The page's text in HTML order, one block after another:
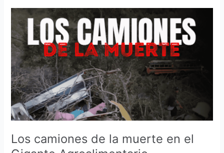
Los camiones de la muerte en el
Los
camiones
de
la
muerte
en
el
Gigante
Agroalimentario